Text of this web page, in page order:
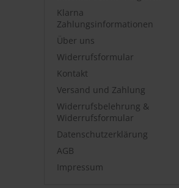
Klarna
Zahlungsinformationen
Über uns
Widerrufsformular
Kontakt
Versand und Zahlung
Widerrufsbelehrung &
Widerrufsformular
Datenschutzerklärung
AGB
Impressum